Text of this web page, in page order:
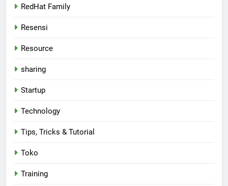
RedHat Family
Resensi
Resource
sharing
Startup
Technology
Tips, Tricks & Tutorial
Toko
Training